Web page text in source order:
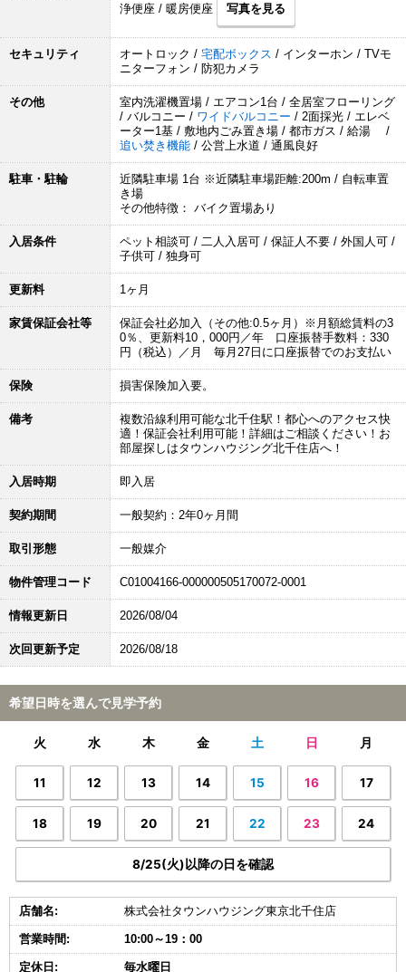
浄便座 / 暖房便座 写真を見る
セキュリティ オートロック / 宅配ボックス / インターホン / TVモ
ニターフォン / 防犯カメラ
その他
室内洗濯機置場 / エアコン1台 / 全居室フローリング
/ バルコニー / ワイドバルコニー / 2面採光 / エレベ
ーター1基 / 敷地内ごみ置き場 / 都市ガス / 給湯 /
追い焚き機能 / 公営上水道 / 通風良好
駐車・駐輪
近隣駐車場 1台 ※近隣駐車場距離:200m / 自転車置
き場
その他特徴： バイク置場あり
入居条件
ペット相談可 / 二人入居可 / 保証人不要 / 外国人可 /
子供可 / 独身可
更新料 1ヶ月
家賃保証会社等
保証会社必加入（その他:0.5ヶ月）※月額総賃料の3
0％、更新料10，000円／年 口座振替手数料：330
円（税込）／月 毎月27日に口座振替でのお支払い
保険 損害保険加入要。
備考
複数沿線利用可能な北千住駅！都心へのアクセス快
適！保証会社利用可能！詳細はご相談ください！お
部屋探しはタウンハウジング北千住店へ！
入居時期 即入居
契約期間 一般契約：2年0ヶ月間
取引形態 一般媒介
物件管理コード C01004166-000000505170072-0001
情報更新日 2026/08/04
次回更新予定 2026/08/18
希望日時を選んで見学予約
火 水 木 金 土 日 月
11 12 13 14 15 16 17
18 19 20 21 22 23 24
8/25(火)以降の日を確認
店舗名: 株式会社タウンハウジング東京北千住店
営業時間: 10:00～19：00
定休日: 毎水曜日